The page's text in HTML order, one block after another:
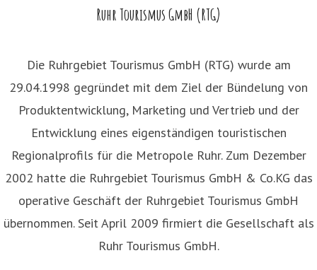
Ruhr Tourismus GmbH (RTG)
Die Ruhrgebiet Tourismus GmbH (RTG) wurde am
29.04.1998 gegründet mit dem Ziel der Bündelung von
Produktentwicklung, Marketing und Vertrieb und der
Entwicklung eines eigenständigen touristischen
Regionalprofils für die Metropole Ruhr. Zum Dezember
2002 hatte die Ruhrgebiet Tourismus GmbH & Co.KG das
operative Geschäft der Ruhrgebiet Tourismus GmbH
übernommen. Seit April 2009 firmiert die Gesellschaft als
Ruhr Tourismus GmbH.